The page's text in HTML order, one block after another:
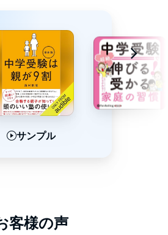
し、開成中学校合格」
にわかには信じがたいと思われる方も
中学受験ブログで発信を始めた当初、
ょうだいがいる環境で受験勉強なんて無
いただきました。
ただければわかるように、「8人きょう
環境の中、長男は都内の最難関と言わ
した。決してわが子に特別な才能や、
な環境、潤沢な教育費があったからで
に、親が取り組んだことは何なのか
サンプル